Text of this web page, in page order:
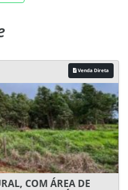
Venda Direta
COM ÁREA DE